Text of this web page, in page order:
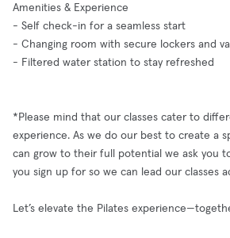
Amenities & Experience
- Self check-in for a seamless start
- Changing room with secure lockers and
- Filtered water station to stay refreshed
*Please mind that our classes cater to
experience. As we do our best to create a
can grow to their full potential we ask you
you sign up for so we can lead our classes
Let’s elevate the Pilates